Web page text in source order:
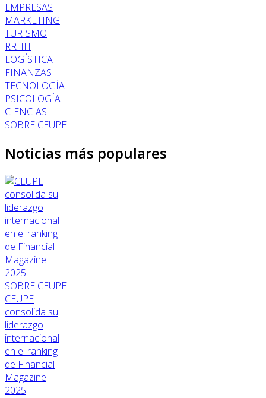
EMPRESAS
MARKETING
TURISMO
RRHH
LOGÍSTICA
FINANZAS
TECNOLOGÍA
PSICOLOGÍA
CIENCIAS
SOBRE CEUPE
Noticias más populares
SOBRE CEUPE
CEUPE
consolida su
liderazgo
internacional
en el ranking
de Financial
Magazine
2025